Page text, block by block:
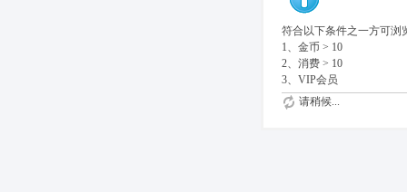
符合以下条件之一方可浏
1、金币 > 10
2、消费 > 10
3、VIP会员
请稍候...